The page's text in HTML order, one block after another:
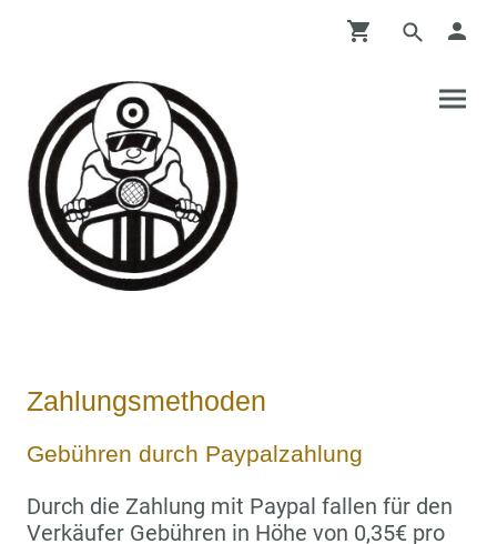
Zahlungsmethoden
Gebühren durch Paypalzahlung
Durch die Zahlung mit Paypal fallen für den
Verkäufer Gebühren in Höhe von 0,35€ pro